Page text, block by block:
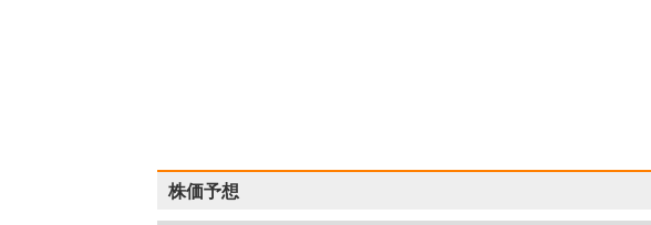
株価予想